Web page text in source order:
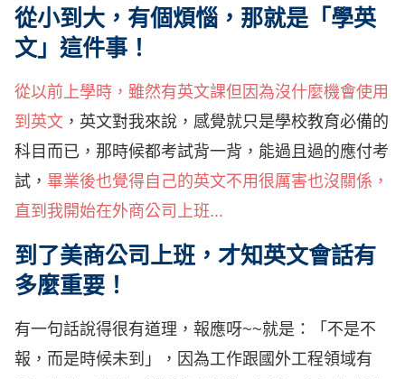
從小到大，有個煩惱，那就是「學英
文」這件事！
從以前上學時，雖然有英文課但因為沒什麼機會使用
到英文 ，英文對我來說，感覺就只是學校教育必備的
科目而已，那時候都考試背一背，能過且過的應付考
試， 畢業後也覺得自己的英文不用很厲害也沒關係，
直到我開始在外商公司上班...
到了美商公司上班，才知英文會話有
多麼重要！
有一句話說得很有道理，報應呀~~就是：「不是不
報，而是時候未到」，因為工作跟國外工程領域有